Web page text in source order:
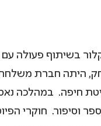
בשיתוף פעולה
היתה חברת
וסיפור. חוקרי